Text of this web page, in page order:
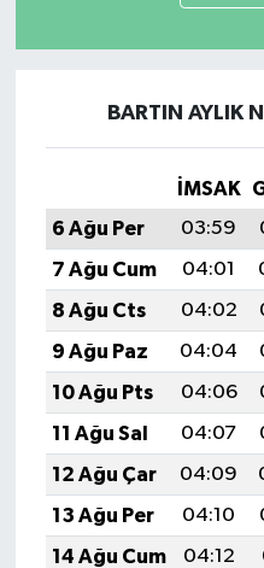
BARTIN AYLIK
İMSAK
6 Ağu Per
03:59
7 Ağu Cum
04:01
8 Ağu Cts
04:02
9 Ağu Paz
04:04
10 Ağu Pts
04:06
11 Ağu Sal
04:07
12 Ağu Çar
04:09
13 Ağu Per
04:10
14 Ağu Cum
04:12